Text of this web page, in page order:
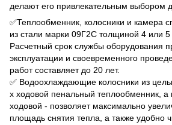
делают его привлекательным выбором
✅Теплообменник, колосники и камера
из стали марки 09Г2С толщиной 4 или
Расчетный срок службы оборудования
эксплуатации и своевременного
работ составляет до 20 лет.
✅ Водоохлаждающие колосники из
х ходовой пенальный теплообменник, а
ходовой - позволяет максимально
площадь снятия тепла, а также удобно